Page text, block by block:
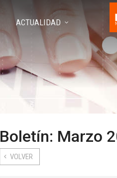
ACTUALIDAD
Boletín: Marzo
VOLVER